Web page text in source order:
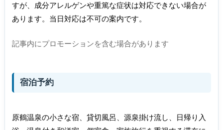
すが、成分アレルゲンや重篤な症状は対応できない場合が
あります。当日対応は不可の案内です。
記事内にプロモーションを含む場合があります
宿泊予約
原鶴温泉の小さな宿、貸切風呂、源泉掛け流し、日帰り入